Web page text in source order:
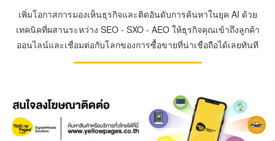
เพิ่มโอกาสการมองเห็นธุรกิจและติดอันดับการค้นหาในยุค AI ด้วย
เทคนิคที่ผสานระหว่าง SEO - SXO - AEO ให้ธุรกิจคุณเข้าถึงลูกค้า
ออนไลน์และเชื่อมต่อกับโลกของการซื้อขายที่น่าเชื่อถือได้เลยทันที